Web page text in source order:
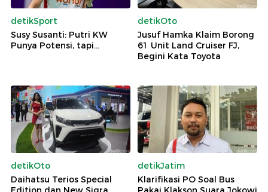
detikSport
Susy Susanti: Putri KW
Punya Potensi, tapi...
detikOto
Jusuf Hamka Klaim Borong
61 Unit Land Cruiser FJ,
Begini Kata Toyota
detikOto
Daihatsu Terios Special
detikJatim
Klarifikasi PO Soal Bus